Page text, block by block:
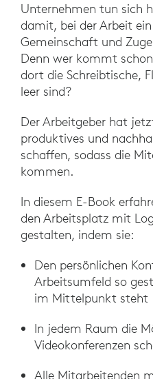
Unternehmen tun sich
damit, bei der Arbeit
Gemeinschaft und
Denn wer kommt
dort die Schreibtische,
leer sind?
Der Arbeitgeber hat
produktives und
schaffen, sodass die
kommen.
In diesem E-Book
den Arbeitsplatz mit
gestalten, indem sie:
Den persönlichen
Arbeitsumfeld so
im Mittelpunkt steht
In jedem Raum die
Videokonferenzen
Alle Mitarbeitenden